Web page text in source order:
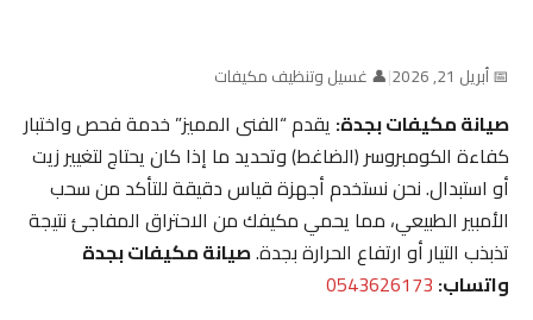
📅 أبريل 21, 2026 |👤 غسيل وتنظيف مكيفات
صيانة مكيفات بجدة:يقدم “الفنى المميز” خدمة فحص واختبار
كفاءة الكومبروسر (الضاغط) وتحديد ما إذا كان يحتاج لتغيير زيت
أو استبدال. نحن نستخدم أجهزة قياس دقيقة للتأكد من سحب
الأمبير الطبيعي، مما يحمي مكيفك من الاحتراق المفاجئ نتيجة
تذبذب التيار أو ارتفاع الحرارة بجدة.صيانة مكيفات بجدة
واتساب:0543626173